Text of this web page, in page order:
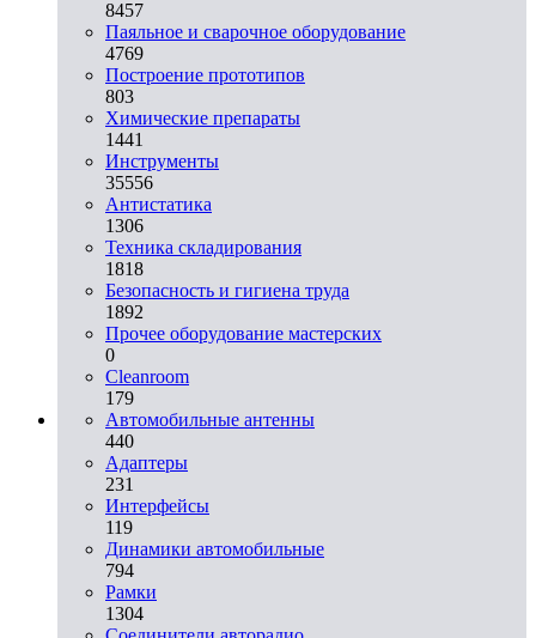
8457
Паяльное и сварочное оборудование
4769
Построение прототипов
803
Химические препараты
1441
Инструменты
35556
Aнтистатика
1306
Техника складирования
1818
Безопасность и гигиена труда
1892
Прочее оборудование мастерских
0
Cleanroom
179
Автомобильные антенны
440
Адаптеры
231
Интерфейсы
119
Динамики автомобильные
794
Рамки
1304